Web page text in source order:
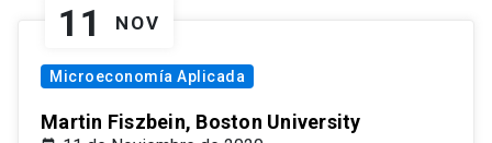
11 NOV
Microeconomía Aplicada
Martin Fiszbein, Boston University